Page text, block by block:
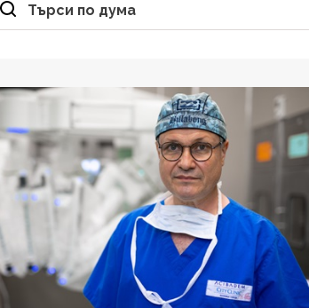
Търси по дума